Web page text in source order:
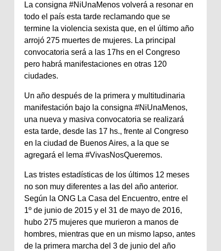
La consigna #NiUnaMenos volverá a resonar en
todo el país esta tarde reclamando que se
termine la violencia sexista que, en el último año
arrojó 275 muertes de mujeres. La principal
convocatoria será a las 17hs en el Congreso
pero habrá manifestaciones en otras 120
ciudades.
Un año después de la primera y multitudinaria
manifestación bajo la consigna #NiUnaMenos,
una nueva y masiva convocatoria se realizará
esta tarde, desde las 17 hs., frente al Congreso
en la ciudad de Buenos Aires, a la que se
agregará el lema #VivasNosQueremos.
Las tristes estadísticas de los últimos 12 meses
no son muy diferentes a las del año anterior.
Según la ONG La Casa del Encuentro, entre el
1º de junio de 2015 y el 31 de mayo de 2016,
hubo 275 mujeres que murieron a manos de
hombres, mientras que en un mismo lapso, antes
de la primera marcha del 3 de junio del año